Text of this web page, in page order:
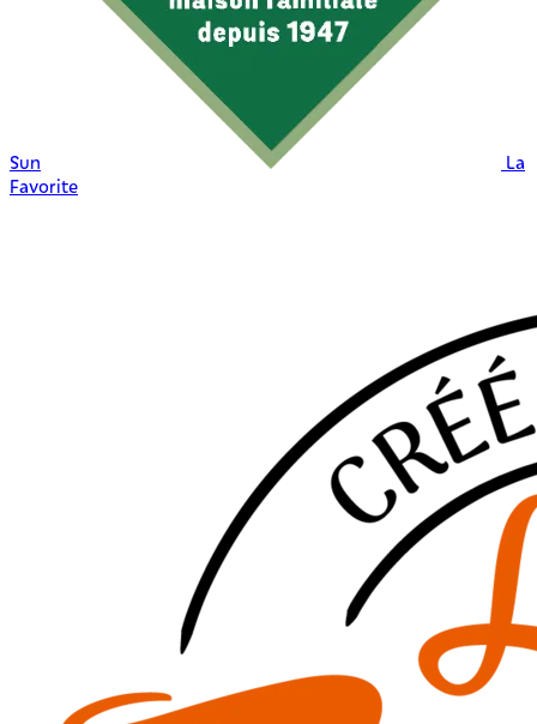
Sun
La
Favorite